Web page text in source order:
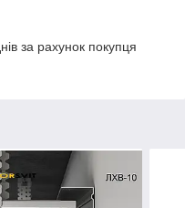
за рахунок покупця